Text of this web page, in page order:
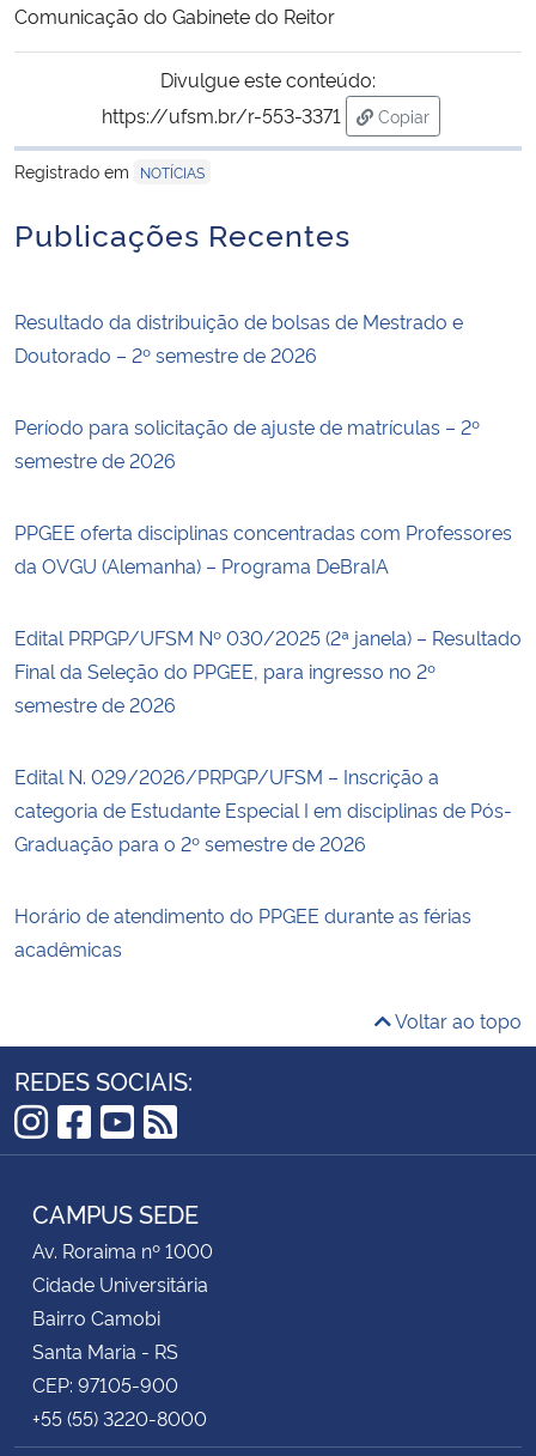
Comunicação do Gabinete do Reitor
Divulgue este conteúdo:
https://ufsm.br/r-553-3371
Copiar
para área de
Registrado em
NOTÍCIAS
Publicações Recentes
Resultado da distribuição de bolsas de Mestrado e
Doutorado – 2º semestre de 2026
Período para solicitação de ajuste de matrículas – 2º
semestre de 2026
PPGEE oferta disciplinas concentradas com Professores
da OVGU (Alemanha) – Programa DeBraIA
Edital PRPGP/UFSM Nº 030/2025 (2ª janela) – Resultado
Final da Seleção do PPGEE, para ingresso no 2º
semestre de 2026
Edital N. 029/2026/PRPGP/UFSM – Inscrição a
categoria de Estudante Especial I em disciplinas de Pós-
Graduação para o 2º semestre de 2026
Horário de atendimento do PPGEE durante as férias
acadêmicas
Voltar ao topo
REDES SOCIAIS:
Instagram
Facebook
YouTube
RSS
CAMPUS SEDE
Av. Roraima nº 1000
Cidade Universitária
Bairro Camobi
Santa Maria - RS
CEP: 97105-900
+55 (55) 3220-8000